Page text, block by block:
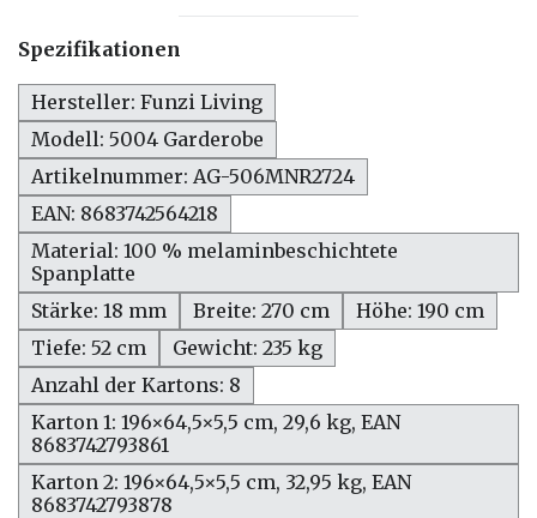
Spezifikationen
Hersteller: Funzi Living
Modell: 5004 Garderobe
Artikelnummer: AG-506MNR2724
EAN: 8683742564218
Material: 100 % melaminbeschichtete
Spanplatte
Stärke: 18 mm
Breite: 270 cm
Höhe: 190 cm
Tiefe: 52 cm
Gewicht: 235 kg
Anzahl der Kartons: 8
Karton 1: 196×64,5×5,5 cm, 29,6 kg, EAN
8683742793861
Karton 2: 196×64,5×5,5 cm, 32,95 kg, EAN
8683742793878